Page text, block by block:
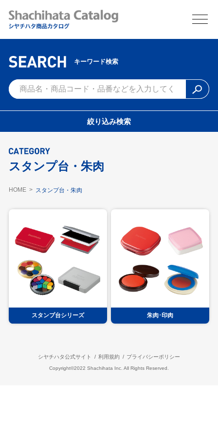
キーワード検索
絞り込み検索
スタンプ台・朱肉
HOME スタンプ台・朱肉
スタンプ台シリーズ 朱肉･印肉
シヤチハタ公式サイト 利用規約 プライバシーポリシー
Copyright©2022 Shachihata Inc. All Rights Reserved.